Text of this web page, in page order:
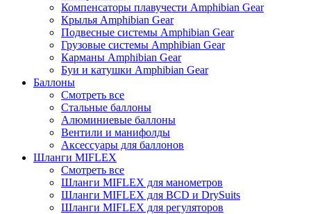
Компенсаторы плавучести Amphibian Gear
Крылья Amphibian Gear
Подвесные системы Amphibian Gear
Грузовые системы Amphibian Gear
Карманы Amphibian Gear
Буи и катушки Amphibian Gear
Баллоны
Смотреть все
Стальные баллоны
Алюминиевые баллоны
Вентили и манифолды
Аксессуары для баллонов
Шланги MIFLEX
Смотреть все
Шланги MIFLEX для манометров
Шланги MIFLEX для BCD и DrySuits
Шланги MIFLEX для регуляторов